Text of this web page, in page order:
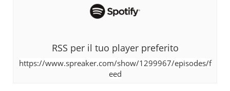
RSS per il tuo player preferito
https://www.spreaker.com/show/1299967/episodes/f
eed